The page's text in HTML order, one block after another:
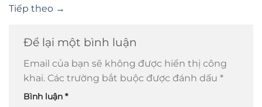
Tiếp theo →
Để lại một bình luận
Email của bạn sẽ không được hiển thị công
khai. Các trường bắt buộc được đánh dấu *
Bình luận *